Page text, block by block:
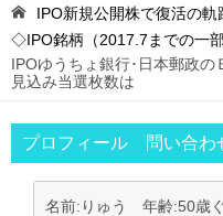
IPO新規公開株で復活の軌
◇IPO銘柄（2017.7までの一部
IPOゆうちょ銀行･日本郵政の
見込み当選枚数は
プロフィール 問い合わ
名前:りゅう 年齢:50歳